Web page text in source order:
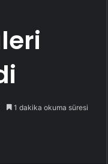
1 dakika okuma süresi